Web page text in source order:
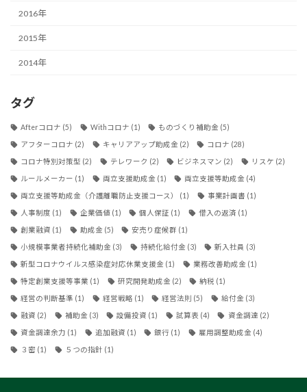
2016年
2015年
2014年
タグ
Afterコロナ (5) Withコロナ (1) ものづくり補助金 (5)
アフターコロナ (2) キャリアアップ助成金 (2) コロナ (28)
コロナ特別対策型 (2) テレワーク (2) ビジネスマン (2) リスケ (2)
ルールメーカー (1) 両立支援助成金 (1) 両立支援等助成金 (4)
両立支援等助成金（介護離職防止支援コース） (1) 事業計画書 (1)
人事制度 (1) 企業価値(1) 個人保証 (1) 借入の返済 (1)
創業融資 (1) 助成金 (5) 安売り症候群 (1)
小規模事業者持続化補助金 (3) 持続化給付金 (3) 新入社員 (3)
新型コロナウイルス感染症対応休業支援金 (1) 業務改善助成金 (1)
特定創業支援等事業 (1) 研究開発助成金 (2) 納税 (1)
経営の判断基準 (1) 経営戦略 (1) 経営法則 (5) 給付金 (3)
融資 (2) 補助金 (3) 設備投資 (1) 試算表 (4) 資金調達 (2)
資金調達余力 (1) 追加融資 (1) 銀行 (1) 雇用調整助成金 (4)
３密 (1) ５つの指針 (1)